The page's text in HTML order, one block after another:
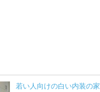
若い人向けの白い内装の家